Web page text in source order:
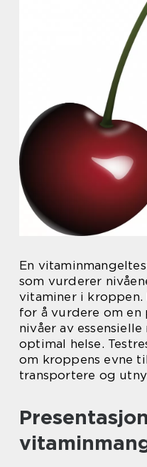
En
som vurderer
vitaminer i kroppen.
for å vurdere om
nivåer av
optimal helse.
om kroppens evne
transportere og